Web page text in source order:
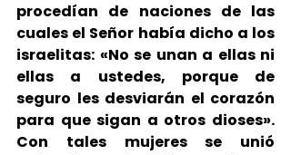
procedían de naciones de las
cuales el Señor había dicho a los
israelitas: «No se unan a ellas ni
ellas a ustedes, porque de
seguro les desviarán el corazón
para que sigan a otros dioses».
Con tales mujeres se unió